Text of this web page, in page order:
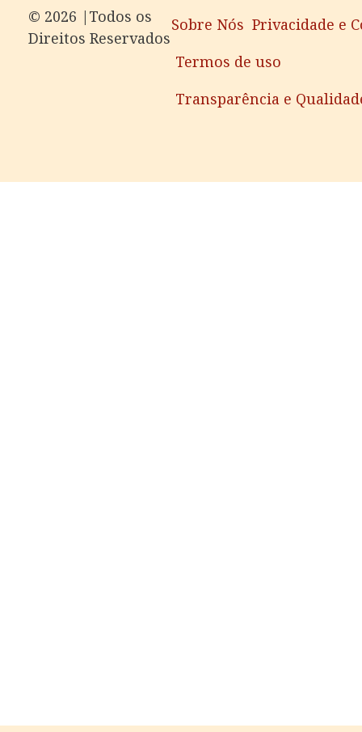
©️ 2026 |Todos os
Direitos Reservados
Sobre Nós Privacidade e
Termos de uso
Transparência e